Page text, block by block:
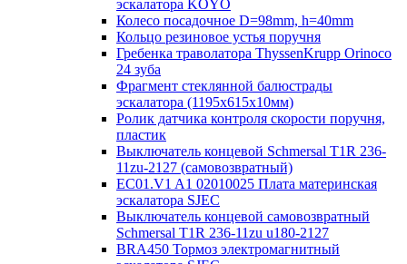
эскалатора KOYO
Колесо посадочное D=98mm, h=40mm
Кольцо резиновое устья поручня
Гребенка траволатора ThyssenKrupp Orinoco
24 зуба
Фрагмент стеклянной балюстрады
эскалатора (1195х615х10мм)
Ролик датчика контроля скорости поручня,
пластик
Выключатель концевой Schmersal T1R 236-
11zu-2127 (самовозвратный)
EC01.V1 A1 02010025 Плата материнская
эскалатора SJEC
Выключатель концевой самовозвратный
Schmersal T1R 236-11zu u180-2127
BRA450 Тормоз электромагнитный